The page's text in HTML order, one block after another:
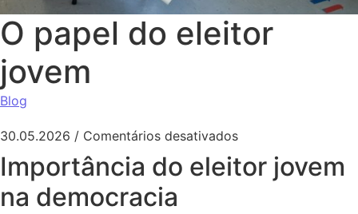
O papel do eleitor
jovem
Blog
30.05.2026 / Comentários desativadosem O papel do
Importância do eleitor jovem
na democracia